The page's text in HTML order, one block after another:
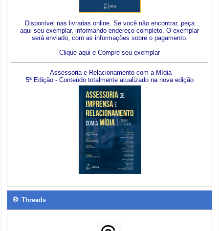
Disponível nas livrarias online. Se você não encontrar, peça
aqui seu exemplar, informando endereço completo. O exemplar
será enviado, com as informações sobre o pagamento.
Clique aqui e Compre seu exemplar
Assessoria e Relacionamento com a Mídia
5ª Edição - Conteúdo totalmente atualizado na nova edição
Threads